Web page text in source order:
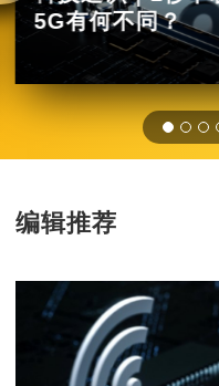
5G有何不同？
编辑推荐